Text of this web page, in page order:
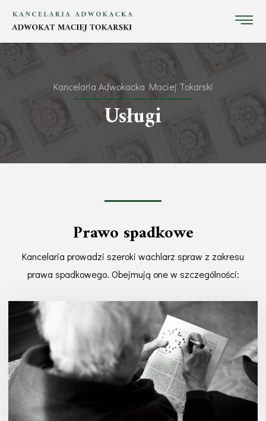
Kancelaria Adwokacka Maciej Tokarski
Usługi
Prawo spadkowe
Kancelaria prowadzi szeroki wachlarz spraw z zakresu
prawa spadkowego. Obejmują one w szczególności: